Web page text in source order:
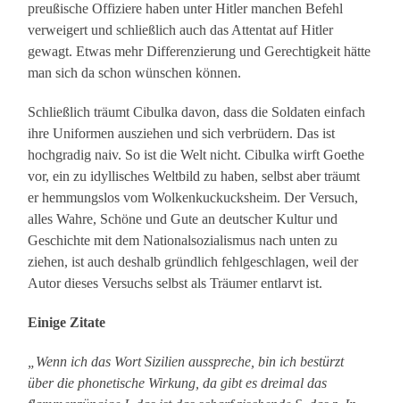
preußische Offiziere haben unter Hitler manchen Befehl
verweigert und schließlich auch das Attentat auf Hitler
gewagt. Etwas mehr Differenzierung und Gerechtigkeit hätte
man sich da schon wünschen können.
Schließlich träumt Cibulka davon, dass die Soldaten einfach
ihre Uniformen ausziehen und sich verbrüdern. Das ist
hochgradig naiv. So ist die Welt nicht. Cibulka wirft Goethe
vor, ein zu idyllisches Weltbild zu haben, selbst aber träumt
er hemmungslos vom Wolkenkuckucksheim. Der Versuch,
alles Wahre, Schöne und Gute an deutscher Kultur und
Geschichte mit dem Nationalsozialismus nach unten zu
ziehen, ist auch deshalb gründlich fehlgeschlagen, weil der
Autor dieses Versuchs selbst als Träumer entlarvt ist.
Einige Zitate
„Wenn ich das Wort Sizilien ausspreche, bin ich bestürzt
über die phonetische Wirkung, da gibt es dreimal das